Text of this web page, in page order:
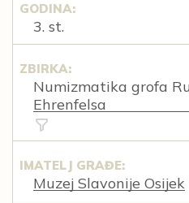
GODINA:
3. st.
ZBIRKA:
Numizmatika grofa
Ehrenfelsa
IMATELJ GRAĐE:
Muzej Slavonije Osijek